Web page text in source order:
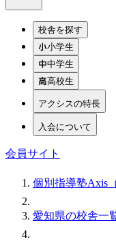
校舎を探す
小学生
中学生
高校生
アクシスの特長
入会について
会員サイト
個別指導塾Axis
愛知県の校舎一